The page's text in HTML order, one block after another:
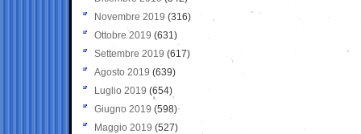
Novembre 2019 (316)
Ottobre 2019 (631)
Settembre 2019 (617)
Agosto 2019 (639)
Luglio 2019 (654)
Giugno 2019 (598)
Maggio 2019 (527)